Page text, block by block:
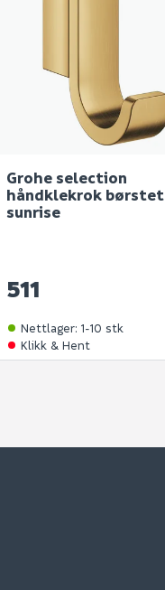
enda. Bli
Grohe selection
håndklekrok
sunrise
511
Nettlager: 1-10 stk
Klikk & Hent